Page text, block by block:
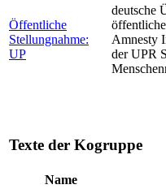
Öffentliche
Stellungnahme:
UP
deutsche
Amnesty
der UPR
Texte der Kogruppe
Name